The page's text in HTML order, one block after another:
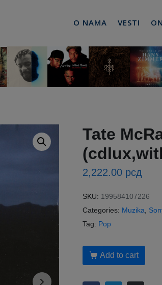
O NAMA VESTI
Tate
2,222.00 рсд
SKU: 199584107226
Categories: Muzika
Tag: Pop
Add to cart